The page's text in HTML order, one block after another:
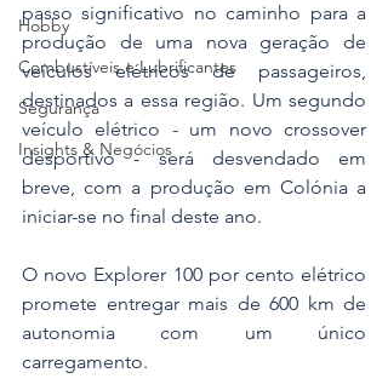
Hobby
Combustíveis e Lubrificantes
Segurança
Insights & Negócios
passo significativo no caminho para a
produção de uma nova geração de
veículos elétricos de passageiros,
destinados a essa região. Um segundo
veículo elétrico - um novo crossover
desportivo - será desvendado em
breve, com a produção em Colónia a
iniciar-se no final deste ano.
O novo Explorer 100 por cento elétrico
promete entregar mais de 600 km de
autonomia com um único
carregamento.